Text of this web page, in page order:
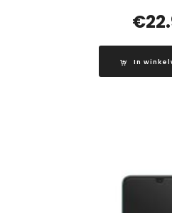
€
In